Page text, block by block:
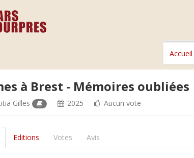
Accueil
à Brest - Mémoires oubliées
Gilles 2025 Aucun vote
Editions Votes Avis